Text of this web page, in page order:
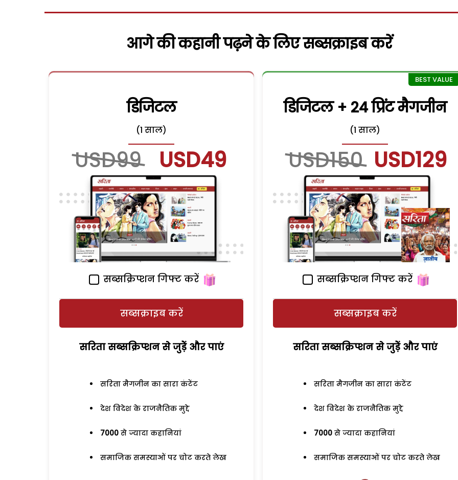
आगे की कहानी पढ़ने के लिए सब्सक्राइब करें
डिजिटल
(1 साल)
USD99 USD49
सब्सक्रिप्शन गिफ्ट करें
सब्सक्राइब करें
सरिता सब्सक्रिप्शन से जुड़ेें और पाएं
सरिता मैगजीन का सारा कंटेंट
देश विदेश के राजनैतिक मुद्दे
7000 से ज्यादा कहानियां
समाजिक समस्याओं पर चोट करते लेख
डिजिटल + 24 प्रिंट मैगजीन
(1 साल)
USD150 USD129
सब्सक्रिप्शन गिफ्ट करें
सब्सक्राइब करें
सरिता सब्सक्रिप्शन से जुड़ेें और पाएं
सरिता मैगजीन का सारा कंटेंट
देश विदेश के राजनैतिक मुद्दे
7000 से ज्यादा कहानियां
समाजिक समस्याओं पर चोट करते लेख